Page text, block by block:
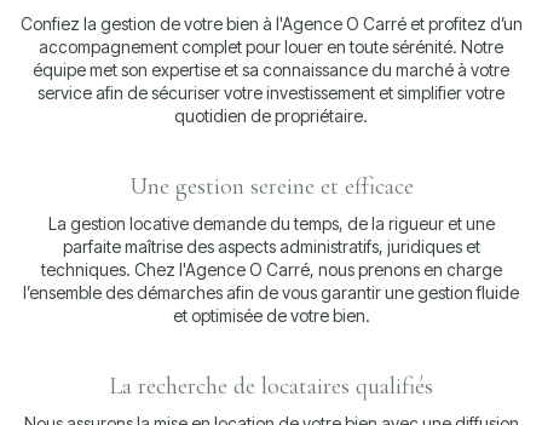
Confiez la gestion de votre bien à l'Agence O Carré et profitez d’un
accompagnement complet pour louer en toute sérénité. Notre
équipe met son expertise et sa connaissance du marché à votre
service afin de sécuriser votre investissement et simplifier votre
quotidien de propriétaire.
Une gestion sereine et efficace
La gestion locative demande du temps, de la rigueur et une
parfaite maîtrise des aspects administratifs, juridiques et
techniques. Chez l'Agence O Carré, nous prenons en charge
l’ensemble des démarches afin de vous garantir une gestion fluide
et optimisée de votre bien.
La recherche de locataires qualifiés